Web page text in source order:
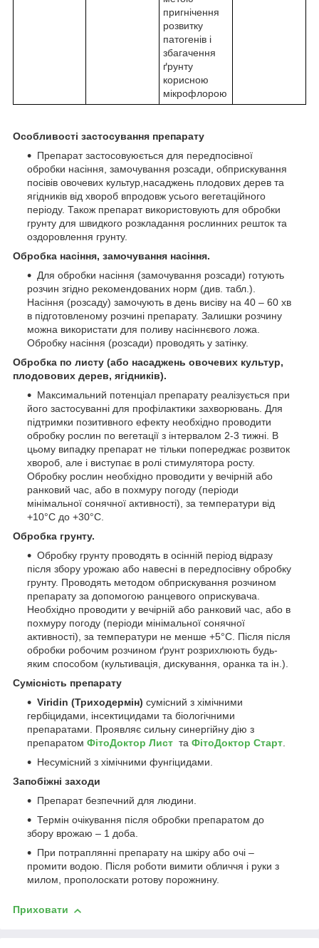
пригнічення
розвитку
патогенів і
збагачення
ґрунту
корисною
мікрофлорою
Особливості застосування препарату
Препарат застосовуюється для передпосівної
обробки насіння, замочування розсади, обприскування
посівів овочевих культур,насаджень плодових дерев та
ягідників від хвороб впродовж усього вегетаційного
періоду. Також препарат використовують для обробки
грунту для швидкого розкладання рослинних решток та
оздоровлення грунту.
Обробка насіння, замочування насіння.
Для обробки насіння (замочування розсади) готують
розчин згідно рекомендованих норм (див. табл.).
Насіння (розсаду) замочують в день висіву на 40 – 60 хв
в підготовленому розчині препарату. Залишки розчину
можна використати для поливу насіннєвого ложа.
Обробку насіння (розсади) проводять у затінку.
Обробка по листу (або насаджень овочевих культур,
плодовових дерев, ягідників).
Максимальний потенціал препарату реалізується при
його застосуванні для профілактики захворювань. Для
підтримки позитивного ефекту необхідно проводити
обробку рослин по вегетації з інтервалом 2-3 тижні. В
цьому випадку препарат не тільки попереджає розвиток
хвороб, але і виступає в ролі стимулятора росту.
Обробку рослин необхідно проводити у вечірній або
ранковий час, або в похмуру погоду (періоди
мінімальної сонячної активності), за температури від
+10°С до +30°С.
Обробка грунту.
Обробку грунту проводять в осінній період відразу
після збору урожаю або навесні в передпосівну обробку
грунту. Проводять методом обприскування розчином
препарату за допомогою ранцевого оприскувача.
Необхідно проводити у вечірній або ранковий час, або в
похмуру погоду (періоди мінімальної сонячної
активності), за температури не менше +5°С. Після після
обробки робочим розчином ґрунт розрихлюють будь-
яким способом (культивація, дискування, оранка та ін.).
Сумісність препарату
Viridin (Триходермін) сумісний з хімічними
гербіцидами, інсектицидами та біологічними
препаратами. Проявляє сильну синергійну дію з
препаратом ФітоДоктор Лист та ФітоДоктор Старт.
Несумісний з хімічними фунгіцидами.
Запобіжні заходи
Препарат безпечний для людини.
Термін очікування після обробки препаратом до
збору врожаю – 1 доба.
При потраплянні препарату на шкіру або очі –
промити водою. Після роботи вимити обличчя і руки з
милом, прополоскати ротову порожнину.
Приховати